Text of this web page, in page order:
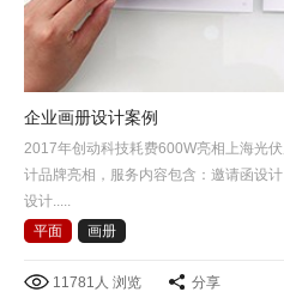
企业画册设计案例
2017年创动科技耗费600W亮相上海光
计品牌亮相，服务内容包含：邀请函设
设计.....
平面
画册
11781人 浏览 分享